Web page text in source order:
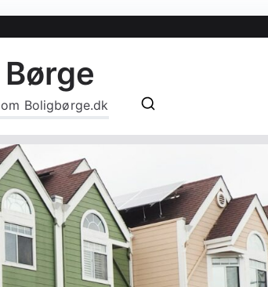
Boligbørge.dk